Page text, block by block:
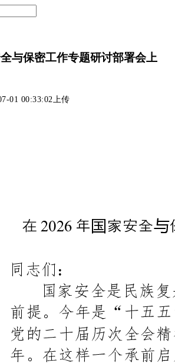
与保密工作专题研讨部署会上
01 00:33:02上传